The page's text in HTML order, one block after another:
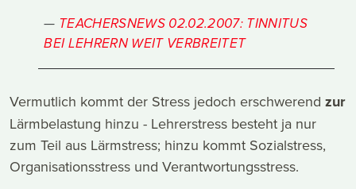
TEACHERSNEWS 02.02.2007: TINNITUS
BEI LEHRERN WEIT VERBREITET
Vermutlich kommt der Stress jedoch erschwerend zur
Lärmbelastung hinzu - Lehrerstress besteht ja nur
zum Teil aus Lärmstress; hinzu kommt Sozialstress,
Organisationsstress und Verantwortungsstress.